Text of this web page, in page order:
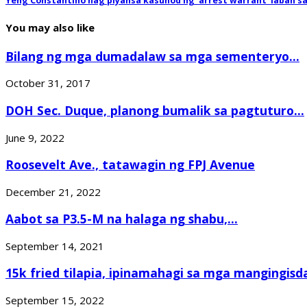
You may also like
Bilang ng mga dumadalaw sa mga sementeryo...
October 31, 2017
DOH Sec. Duque, planong bumalik sa pagtuturo...
June 9, 2022
Roosevelt Ave., tatawagin ng FPJ Avenue
December 21, 2022
Aabot sa P3.5-M na halaga ng shabu,...
September 14, 2021
15k fried tilapia, ipinamahagi sa mga
September 15, 2022